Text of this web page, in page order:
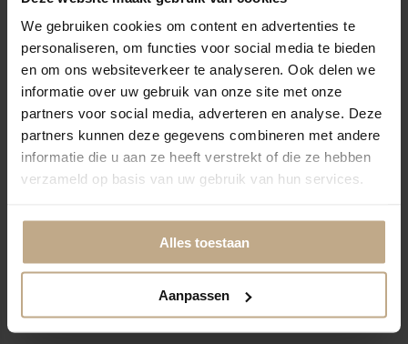
We gebruiken cookies om content en advertenties te
personaliseren, om functies voor social media te bieden
en om ons websiteverkeer te analyseren. Ook delen we
informatie over uw gebruik van onze site met onze
partners voor social media, adverteren en analyse. Deze
partners kunnen deze gegevens combineren met andere
informatie die u aan ze heeft verstrekt of die ze hebben
verzameld op basis van uw gebruik van hun services.
Alles toestaan
Aanpassen
€411.8 p/m1
Vanaf €205.90
Katoenen vloerkleed
Besouw 3810